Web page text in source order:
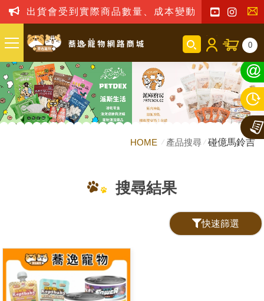
出貨會受到實際商品數量、成本變動之影響，我
聯
我
們
0
HOME 產品搜尋 碰億馬鈴吉
搜尋結果
快速篩選